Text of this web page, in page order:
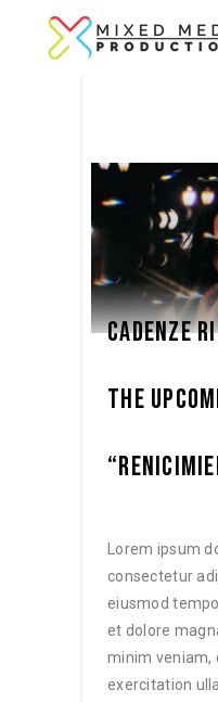
CADENZE
THE
Lorem ipsum
consectetur
eiusmod
et dolore
minim veniam,
exercitation